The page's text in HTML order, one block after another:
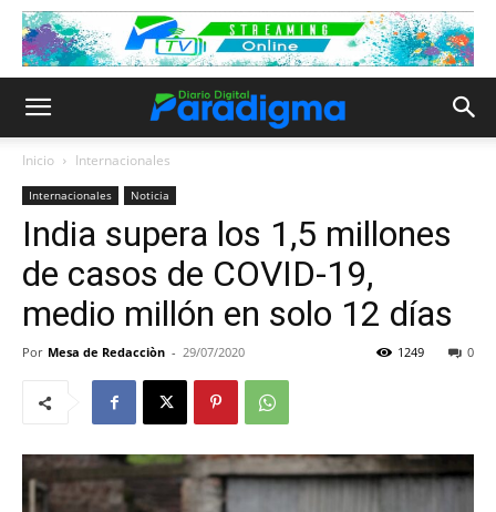
Inicio Internacionales
Internacionales Noticia
India supera los 1,5 millones
de casos de COVID-19,
medio millón en solo 12 días
Por Mesa de Redacciòn - 29/07/2020 0
1249